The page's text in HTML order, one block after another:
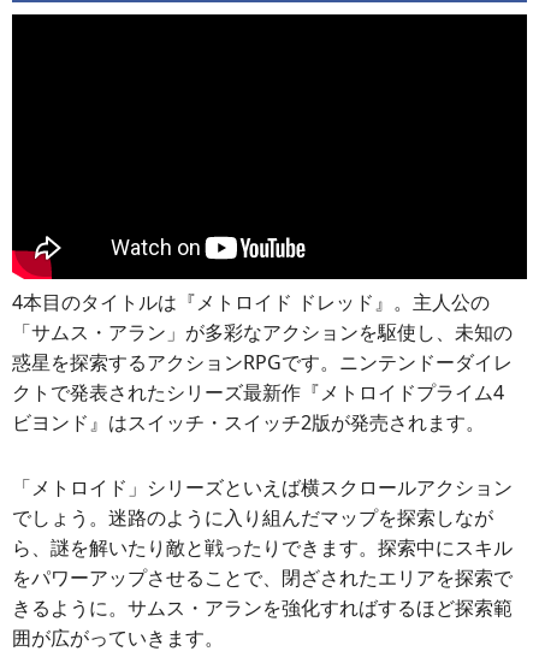
4本目のタイトルは『メトロイド ドレッド』。主人公の
「サムス・アラン」が多彩なアクションを駆使し、未知の
惑星を探索するアクションRPGです。ニンテンドーダイレ
クトで発表されたシリーズ最新作『メトロイドプライム4
ビヨンド』はスイッチ・スイッチ2版が発売されます。
「メトロイド」シリーズといえば横スクロールアクション
でしょう。迷路のように入り組んだマップを探索しなが
ら、謎を解いたり敵と戦ったりできます。探索中にスキル
をパワーアップさせることで、閉ざされたエリアを探索で
きるように。サムス・アランを強化すればするほど探索範
囲が広がっていきます。